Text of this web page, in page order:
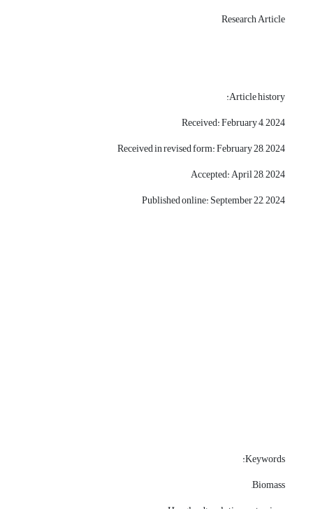
Research Article
Article history:
Received: February 4, 2024
Received in revised form: February 28, 2024
Accepted: April 28, 2024
Published online: September 22, 2024
Keywords:
Biomass,